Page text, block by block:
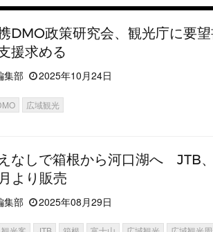
DMO政策研究会、観光庁に要
援求める
集部 2025年10月24日
広域観光
なしで箱根から河口湖へ JTB
より販売
集部 2025年08月29日